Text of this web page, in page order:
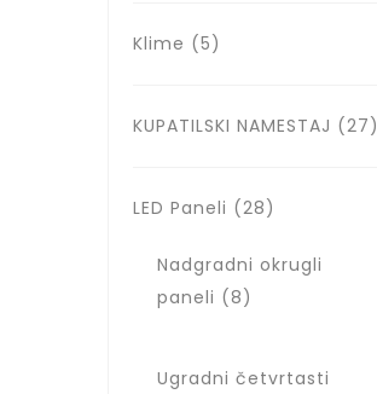
Klime (5)
KUPATILSKI NAMESTAJ (27)
LED Paneli (28)
Nadgradni okrugli
paneli (8)
Ugradni četvrtasti